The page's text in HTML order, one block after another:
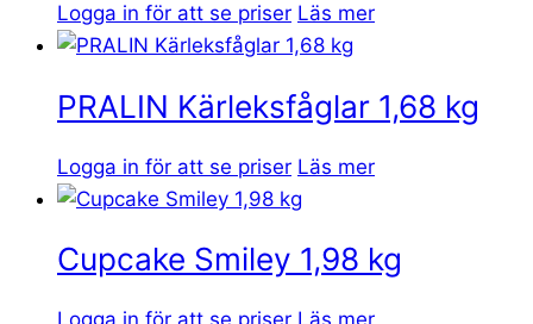
Logga in för att se priser Läs mer
PRALIN Kärleksfåglar 1,68 kg
Logga in för att se priser Läs mer
Cupcake Smiley 1,98 kg